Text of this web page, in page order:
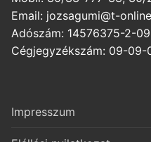
Email: jozsagumi@t-
Adószám: 14576375-2-09
Cégjegyzékszám: 09-09-
Impresszum